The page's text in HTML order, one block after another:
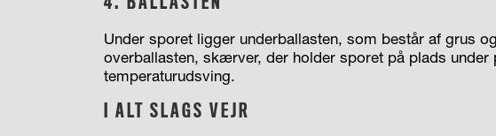
Under sporet ligger underballasten, som består af grus
overballasten, skærver, der holder sporet på plads under
temperaturudsving.
I ALT SLAGS VEJR